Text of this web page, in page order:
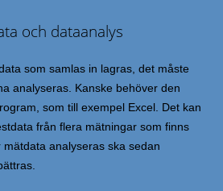
och dataanalys
som samlas in lagras, det måste
analyseras. Kanske behöver den
som till exempel Excel. Det kan
från flera mätningar som finns
analyseras ska sedan